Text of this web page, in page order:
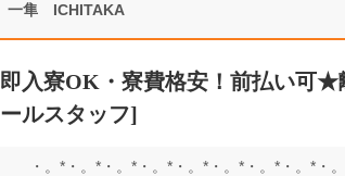
一隼 ICHITAKA
即入寮OK・寮費格安！前払い可
ールスタッフ]
・。*・。*・。*・。*・。*・。*・。*・。*